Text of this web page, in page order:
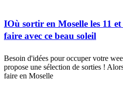
IOù sortir en Moselle les 11
faire avec ce beau soleil
Besoin d'idées pour occuper votre
propose une sélection de sorties !
faire en Moselle